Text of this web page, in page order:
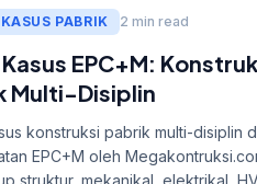
PABRIK 2 min read
EPC+M:
Multi-Disiplin
konstruksi pabrik multi-disiplin
EPC+M oleh